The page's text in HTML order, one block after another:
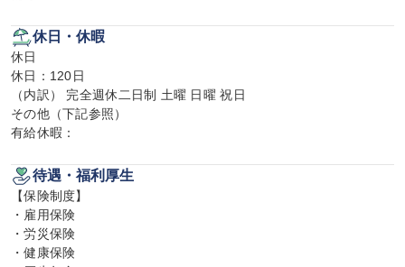
休日・休暇
休日
休日：120日
（内訳） 完全週休二日制 土曜 日曜 祝日
その他（下記参照）
有給休暇：
待遇・福利厚生
【保険制度】
・雇用保険
・労災保険
・健康保険